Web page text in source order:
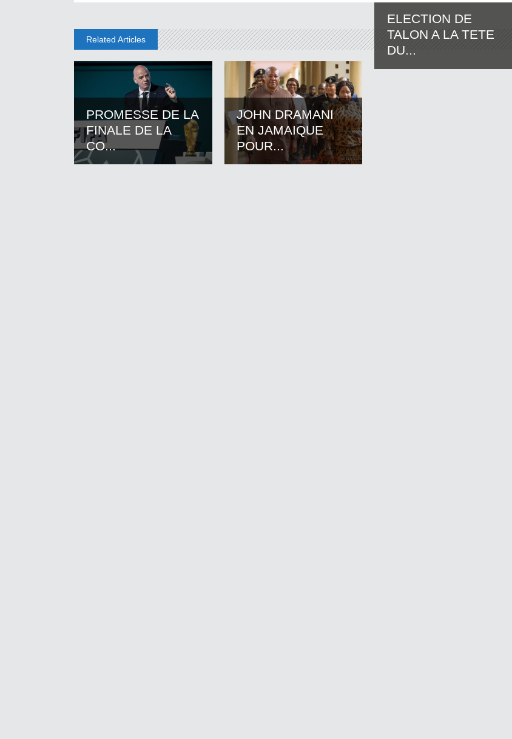
Related Articles
PROMESSE DE LA
FINALE DE LA
CO...
JOHN DRAMANI
EN JAMAIQUE
POUR...
ELECTION DE
TALON A LA TETE
DU...